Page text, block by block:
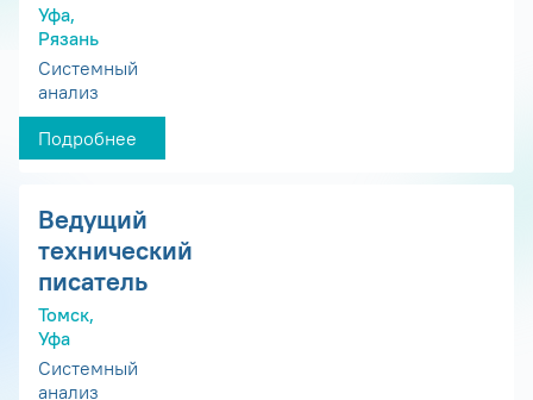
Уфа,
Рязань
Системный
анализ
Подробнее
Ведущий
технический
писатель
Томск,
Уфа
Системный
анализ